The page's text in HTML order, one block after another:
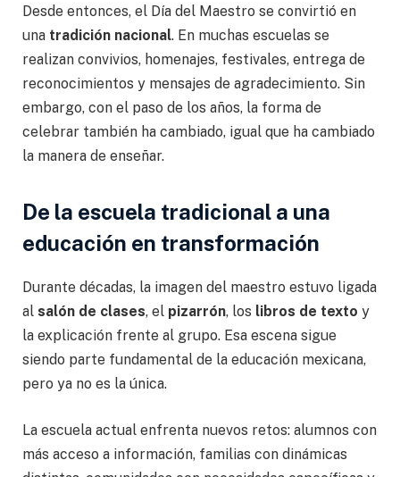
Desde entonces, el Día del Maestro se convirtió en
una tradición nacional. En muchas escuelas se
realizan convivios, homenajes, festivales, entrega de
reconocimientos y mensajes de agradecimiento. Sin
embargo, con el paso de los años, la forma de
celebrar también ha cambiado, igual que ha cambiado
la manera de enseñar.
De la escuela tradicional a una
educación en transformación
Durante décadas, la imagen del maestro estuvo ligada
al salón de clases, el pizarrón, los libros de texto y
la explicación frente al grupo. Esa escena sigue
siendo parte fundamental de la educación mexicana,
pero ya no es la única.
La escuela actual enfrenta nuevos retos: alumnos con
más acceso a información, familias con dinámicas